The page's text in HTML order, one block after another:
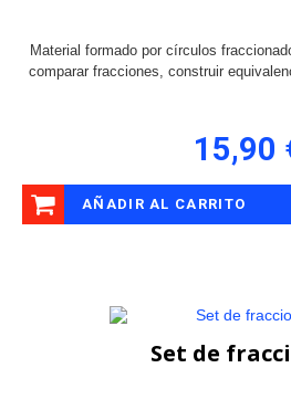
Material formado por círculos
comparar fracciones, construir
15,90
AÑADIR AL CARRITO
Set de